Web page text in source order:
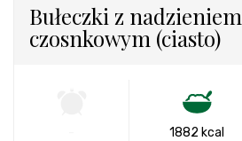
Bułeczki z nadzieniem
czosnkowym (ciasto)
1882 kcal